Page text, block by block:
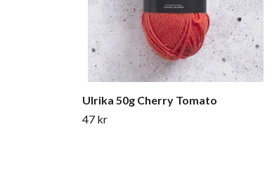
Ulrika 50g Cherry Tomato
47 kr